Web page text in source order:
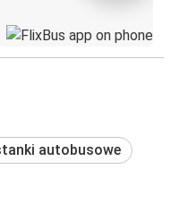
autobusowe